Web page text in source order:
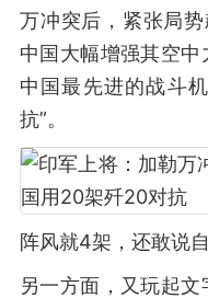
万冲突后，紧张局
中国大幅增强其空中
中国最先进的战斗
抗”。
阵风就4架，还敢说
另一方面，又玩起